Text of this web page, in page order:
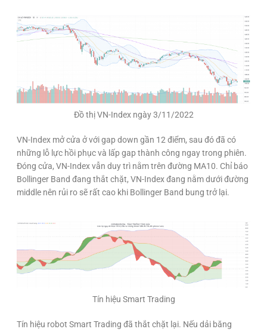
Đồ thị VN-Index ngày 3/11/2022
VN-Index mở cửa ở với gap down gần 12 điểm, sau đó đã có
những lỗ lực hồi phục và lấp gap thành công ngay trong phiên.
Đóng cửa, VN-Index vẫn duy trì nằm trên đường MA10. Chỉ báo
Bollinger Band đang thắt chặt, VN-Index đang nằm dưới đường
middle nên rủi ro sẽ rất cao khi Bollinger Band bung trở lại.
Tín hiệu Smart Trading
Tín hiệu robot Smart Trading đã thắt chặt lại. Nếu dải băng